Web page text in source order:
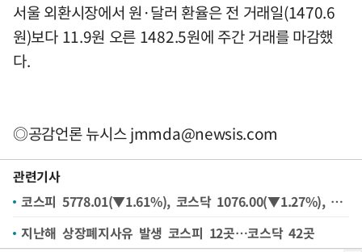
서울 외환시장에서 원·달러 환율은 전 거래일(1470.6
원)보다 11.9원 오른 1482.5원에 주간 거래를 마감했
다.
◎공감언론 뉴시스jmmda@newsis.com
관련기사
코스피 5778.01(▼1.61%), 코스닥 1076.00(▼1.27%), 원·달러 환율 1482.5원(▲11.9원) 마감[시황]
지난해 상장폐지사유 발생 코스피 12곳…코스닥 42곳